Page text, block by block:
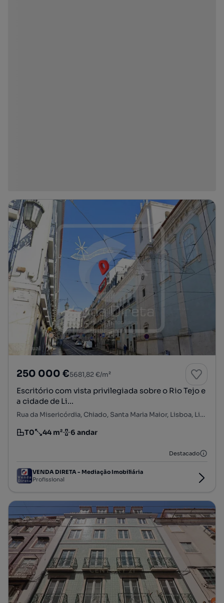
250 000 €5681,82 €/m²
Escritório com vista privilegiada sobre o Rio Tejo e
a cidade de Li...
Rua da Misericórdia, Chiado, Santa Maria Maior, Lisboa, Lisboa
Tipologia
T0
Preço por metro quadrado
44 m²
Andar 6 andar
Destacado
VENDA DIRETA - Mediação Imobiliária
Profissional